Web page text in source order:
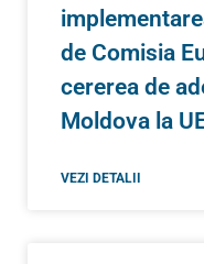
de Comisia
cererea de
Moldova la
VEZI DETALII